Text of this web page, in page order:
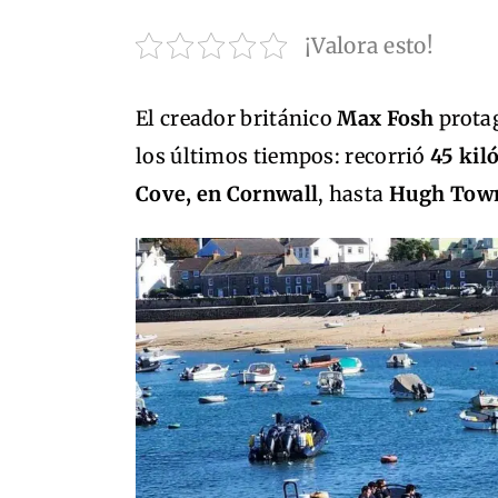
¡Valora esto!
El creador británicoMax Fosh
los últimos tiempos: recorrió45
Cove, en Cornwall, hasta Hugh